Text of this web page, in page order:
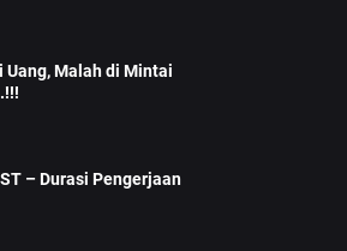
Uang, Malah di Mintai
– Durasi Pengerjaan